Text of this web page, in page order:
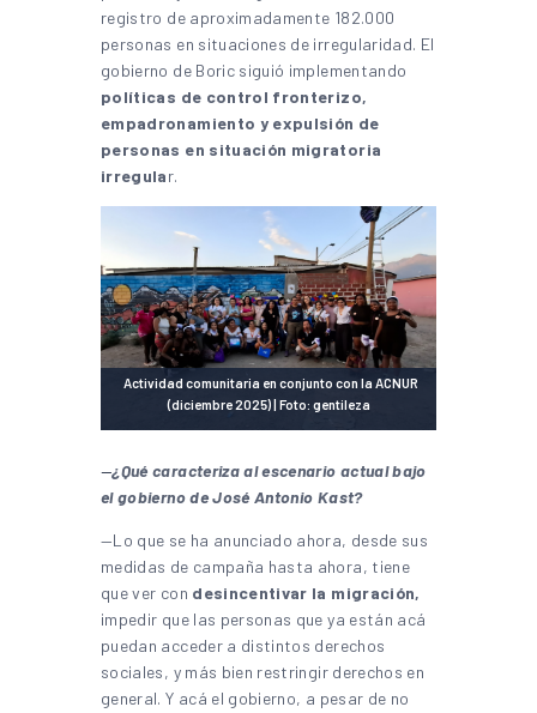
registro de aproximadamente 182.000
personas en situaciones de irregularidad. El
gobierno de Boric siguió implementando
políticas de control fronterizo,
empadronamiento y expulsión de
personas en situación migratoria
irregular.
Actividad comunitaria en conjunto con la ACNUR
(diciembre 2025) | Foto: gentileza
—¿Qué caracteriza al escenario actual bajo
el gobierno de José Antonio Kast?
—Lo que se ha anunciado ahora, desde sus
medidas de campaña hasta ahora, tiene
que ver con desincentivar la migración,
impedir que las personas que ya están acá
puedan acceder a distintos derechos
sociales, y más bien restringir derechos en
general. Y acá el gobierno, a pesar de no